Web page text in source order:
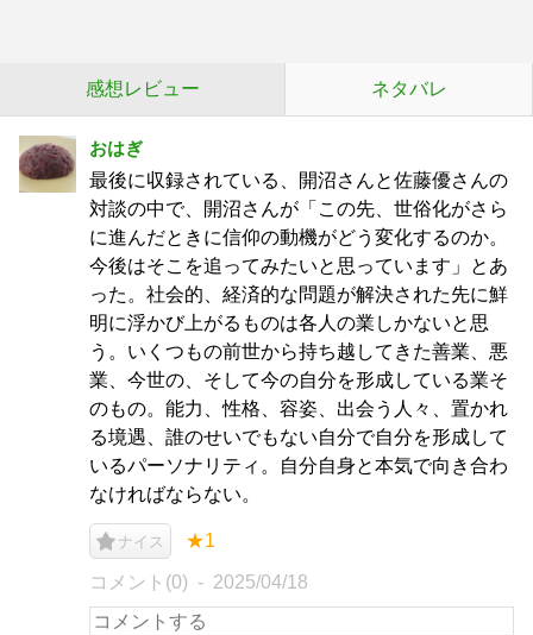
感想レビュー ネタバレ
おはぎ
最後に収録されている、開沼さんと佐藤優さんの
対談の中で、開沼さんが「この先、世俗化がさら
に進んだときに信仰の動機がどう変化するのか。
今後はそこを追ってみたいと思っています」とあ
った。社会的、経済的な問題が解決された先に鮮
明に浮かび上がるものは各人の業しかないと思
う。いくつもの前世から持ち越してきた善業、悪
業、今世の、そして今の自分を形成している業そ
のもの。能力、性格、容姿、出会う人々、置かれ
る境遇、誰のせいでもない自分で自分を形成して
いるパーソナリティ。自分自身と本気で向き合わ
なければならない。
ナイス ★1
コメント(0) 2025/04/18